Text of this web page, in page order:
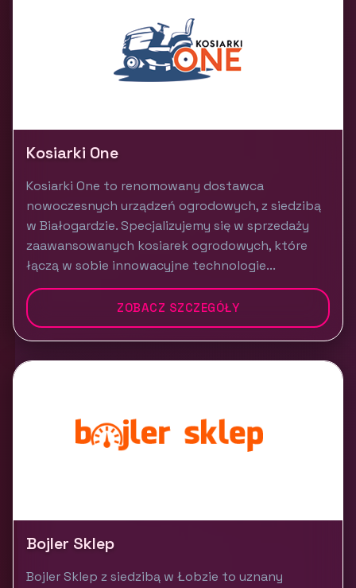
Kosiarki One
Kosiarki One to renomowany dostawca
nowoczesnych urządzeń ogrodowych, z siedzibą
w Białogardzie. Specjalizujemy się w sprzedaży
zaawansowanych kosiarek ogrodowych, które
łączą w sobie innowacyjne technologie...
ZOBACZ SZCZEGÓŁY
Bojler Sklep
Bojler Sklep z siedzibą w Łobzie to uznany